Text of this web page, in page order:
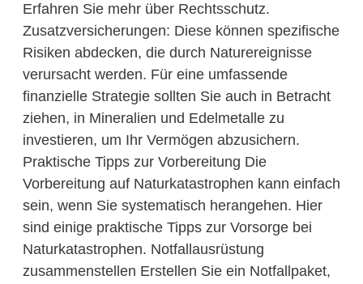
Erfahren Sie mehr über Rechtsschutz.
Zusatzversicherungen: Diese können spezifische
Risiken abdecken, die durch Naturereignisse
verursacht werden. Für eine umfassende
finanzielle Strategie sollten Sie auch in Betracht
ziehen, in Mineralien und Edelmetalle zu
investieren, um Ihr Vermögen abzusichern.
Praktische Tipps zur Vorbereitung Die
Vorbereitung auf Naturkatastrophen kann einfach
sein, wenn Sie systematisch herangehen. Hier
sind einige praktische Tipps zur Vorsorge bei
Naturkatastrophen. Notfallausrüstung
zusammenstellen Erstellen Sie ein Notfallpaket,